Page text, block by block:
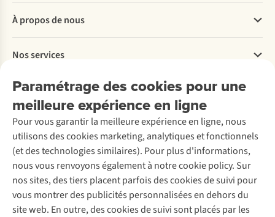
Paramétrage des cookies pour une
meilleure expérience en ligne
Pour vous garantir la meilleure expérience en ligne, nous
utilisons des cookies marketing, analytiques et fonctionnels
(et des technologies similaires). Pour plus d'informations,
nous vous renvoyons également à notre cookie policy. Sur
nos sites, des tiers placent parfois des cookies de suivi pour
vous montrer des publicités personnalisées en dehors du
site web. En outre, des cookies de suivi sont placés par les
Commander
Payer
Livraison
Rétractation d'une commande
Entretien & réparations
Garantie
Contactez-nous
À propos de nous
Explore More
À propos d’Ayacucho
Nos magasins
À propos d’A.S.Adventure
Déclaration d'accessibilité
Nos services
Location / Location sports d’hiver
Entretien de ski
Service de lavage
Entretien de chaussures
Réparation de chaussures
Réparation de vêtements
Retouches
Pour les entreprises
Découvrez
A.S.Magazine
Explore Camp
Gear Check
Expertise & conseils
Abonnez-vous à la newsletter
Suivez-nous